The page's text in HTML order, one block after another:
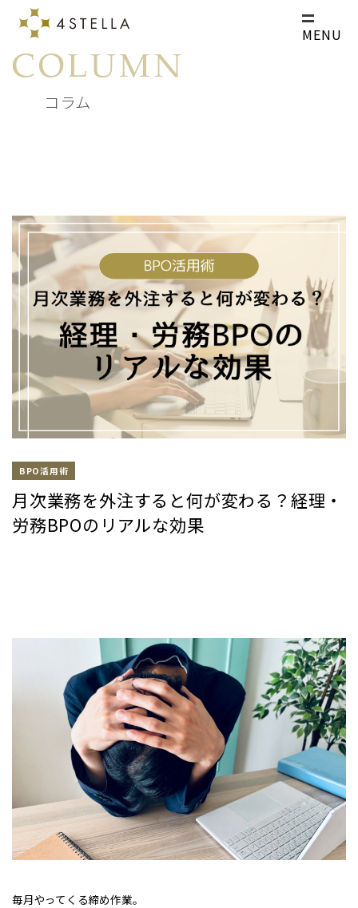
MENU
COLUMN
コラム
BPO活用術
月次業務を外注すると何が変わる？経理・
労務BPOのリアルな効果
毎月やってくる締め作業。